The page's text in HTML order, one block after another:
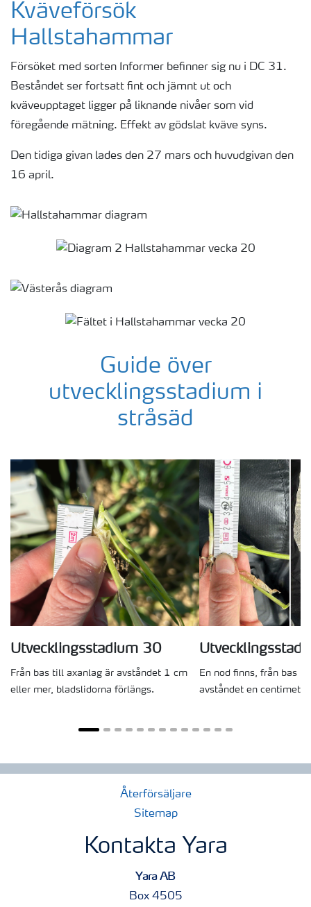
Kväveförsök
Hallstahammar
Försöket med sorten Informer befinner sig nu i DC 31.
Beståndet ser fortsatt fint och jämnt ut och
kväveupptaget ligger på liknande nivåer som vid
föregående mätning. Effekt av gödslat kväve syns.
Den tidiga givan lades den 27 mars och huvudgivan den
16 april.
Guide över
utvecklingsstadium i
stråsäd
Utvecklingsstadium 30
Från bas till axanlag är avståndet 1 cm
eller mer, bladslidorna förlängs.
En nod finns, från bas
avståndet en
Återförsäljare
Sitemap
Kontakta Yara
Yara AB
Box 4505